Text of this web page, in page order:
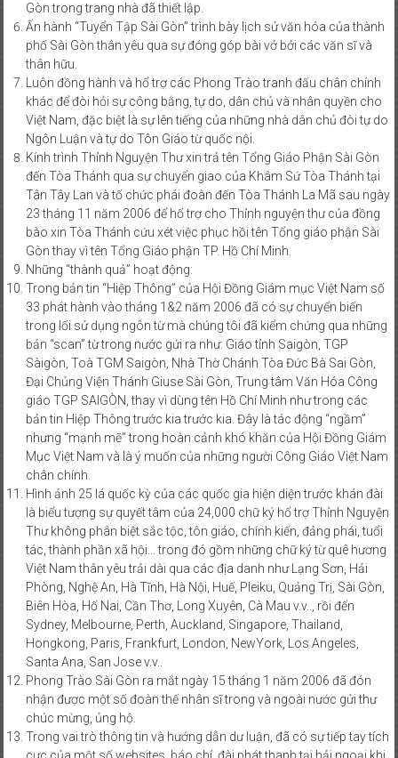
Gòn trong trang nhà đã thiết lập.
Ấn hành “Tuyển Tập Sài Gòn” trình bày lịch sử văn hóa của thành
phố Sài Gòn thân yêu qua sự đóng góp bài vở bởi các văn sĩ và
thân hữu.
Luôn đồng hành và hổ trợ các Phong Trào tranh đấu chân chính
khác để đòi hỏi sự công bằng, tự do, dân chủ và nhân quyền cho
Việt Nam, đặc biệt là sự lên tiếng của những nhà dân chủ đòi tự do
Ngôn Luận và tự do Tôn Giáo từ quốc nội.
Kính trình Thỉnh Nguyện Thư xin trả tên Tổng Giáo Phận Sài Gòn
đến Tòa Thánh qua sự chuyển giao của Khâm Sứ Tòa Thánh tại
Tân Tây Lan và tố chức phái đoàn đến Tòa Thánh La Mã sau ngày
23 tháng 11 năm 2006 để hố trợ cho Thỉnh nguyện thư của đồng
bào xin Tòa Thánh cứu xét việc phục hồi tên Tổng giáo phận Sài
Gòn thay vì tên Tổng Giáo phận TP. Hồ Chí Minh.
Những “thành quả” hoạt động:
Trong bản tin “Hiệp Thông” của Hội Đồng Giám mục Việt Nam số
33 phát hành vào tháng 1&2 năm 2006 đã có sự chuyển biến
trong lối sử dụng ngôn từ mà chúng tôi đã kiểm chứng qua những
bản “scan” từ trong nước gứi ra như: Giáo tỉnh Saigòn, TGP
Sàigòn, Toà TGM Saigòn, Nhà Thờ Chánh Tòa Đức Bà Sai Gòn,
Đại Chủng Viện Thánh Giuse Sài Gòn, Trung tâm Văn Hóa Công
giáo TGP SAIGÒN, thay vì dùng tên Hồ Chí Minh như trong các
bản tin Hiệp Thông trước kia trước kia. Đây là tác động “ngầm”
nhưng “mạnh mẽ” trong hoàn cảnh khó khăn của Hội Đồng Giám
Mục Việt Nam và là ý muốn của những người Công Giáo Việt Nam
chân chính.
Hình ảnh 25 lá quốc kỳ của các quốc gia hiện diện trước khán đài
là biểu tượng sự quyết tâm của 24,000 chữ ký hổ trợ Thỉnh Nguyện
Thư không phân biệt sắc tộc, tôn giáo, chính kiến, đảng phái, tuổi
tác, thành phần xã hội… trong đó gồm những chữ ký từ quê hương
Việt Nam thân yêu trải dài qua các địa danh như Lạng Sơn, Hải
Phòng, Nghệ An, Hà Tĩnh, Hà Nội, Huế, Pleiku, Quảng Trị, Sài Gòn,
Biên Hòa, Hố Nai, Cần Thơ, Long Xuyên, Cà Mau v.v.., rồi đến
Sydney, Melbourne, Perth, Auckland, Singapore, Thailand,
Hongkong, Paris, Frankfurt, London, NewYork, Los Angeles,
Santa Ana, San Jose v.v..
Phong Trào Sài Gòn ra mắt ngày 15 tháng 1 năm 2006 đã đón
nhận được một số đoàn thế nhân sĩ trong và ngoài nước gửi thư
chúc mừng, ủng hộ.
Trong vai trò thông tin và hướng dẫn dư luận, đã có sự tiếp tay tích